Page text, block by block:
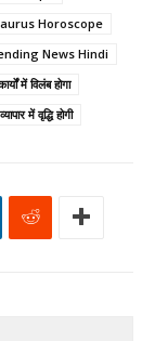
Horoscope
News Hindi
में विलंब होगा
व्यापार में वृद्धि होगी